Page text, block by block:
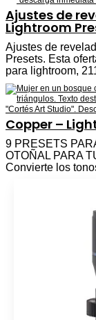
Ajustes de
Lightroom
Ajustes de
Presets. Esta
para lightroom,
Copper –
9 PRESETS
OTOÑAL PARA
Convierte los